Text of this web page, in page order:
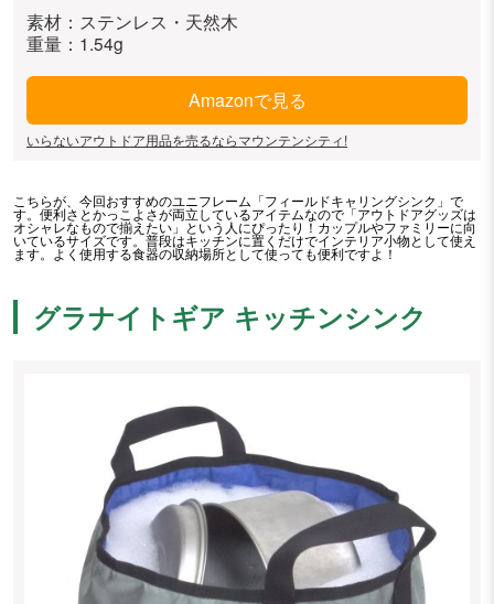
素材：ステンレス・天然木
重量：1.54g
Amazonで見る
いらないアウトドア用品を売るならマウンテンシティ!
こちらが、今回おすすめのユニフレーム「フィールドキャリングシンク」で
す。便利さとかっこよさが両立しているアイテムなので「アウトドアグッズは
オシャレなもので揃えたい」という人にぴったり！カップルやファミリーに向
いているサイズです。普段はキッチンに置くだけでインテリア小物として使え
ます。よく使用する食器の収納場所として使っても便利ですよ！
グラナイトギア キッチンシンク